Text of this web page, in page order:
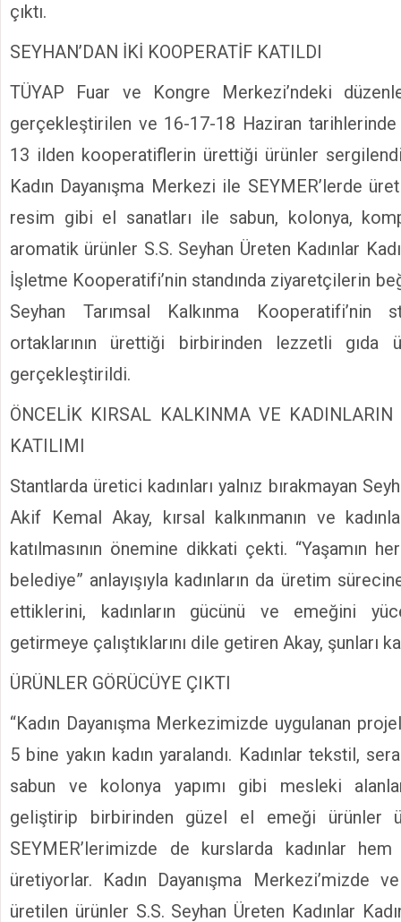
çıktı.
SEYHAN’DAN İKİ KOOPERATİF KATILDI
TÜYAP Fuar ve Kongre Merkezi’ndeki
gerçekleştirilen ve 16-17-18 Haziran tarihlerinde
13 ilden kooperatiflerin ürettiği ürünler
Kadın Dayanışma Merkezi ile SEYMER’lerde
resim gibi el sanatları ile sabun, kolonya,
aromatik ürünler S.S. Seyhan Üreten Kadınlar
İşletme Kooperatifi’nin standında ziyaretçilerin
Seyhan Tarımsal Kalkınma Kooperatifi’nin
ortaklarının ürettiği birbirinden lezzetli gıda
gerçekleştirildi.
ÖNCELİK KIRSAL KALKINMA VE KADINLARIN
KATILIMI
Stantlarda üretici kadınları yalnız bırakmayan
Akif Kemal Akay, kırsal kalkınmanın ve
katılmasının önemine dikkati çekti. “Yaşamın
belediye” anlayışıyla kadınların da üretim
ettiklerini, kadınların gücünü ve emeğini
getirmeye çalıştıklarını dile getiren Akay, şunları
ÜRÜNLER GÖRÜCÜYE ÇIKTI
“Kadın Dayanışma Merkezimizde uygulanan
5 bine yakın kadın yaralandı. Kadınlar tekstil,
sabun ve kolonya yapımı gibi mesleki
geliştirip birbirinden güzel el emeği ürünler
SEYMER’lerimizde de kurslarda kadınlar
üretiyorlar. Kadın Dayanışma Merkezi’mizde
üretilen ürünler S.S. Seyhan Üreten Kadınlar